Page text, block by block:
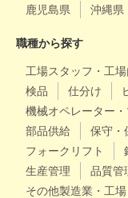
鹿児島県
沖縄県
職種から探す
工場スタッフ・工
検品
仕分け
機械オペレーター
部品供給
保守・
フォークリフト
生産管理
品質管
その他製造業・工場